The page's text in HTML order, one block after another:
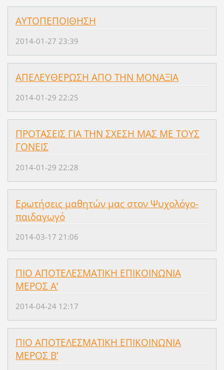
AYTOΠEΠOIΘHΣH
2014-01-27 23:39
ΑΠΕΛΕΥΘΕΡΩΣΗ ΑΠΟ ΤΗΝ ΜΟΝΑΞΙΑ
2014-01-29 22:25
ΠΡΟΤΑΣΕΙΣ ΓΙΑ ΤΗΝ ΣΧΕΣΗ ΜΑΣ ΜΕ ΤΟΥΣ
ΓΟΝΕΙΣ
2014-01-29 22:28
Ερωτήσεις μαθητών μας στον Ψυχολόγο-
παιδαγωγό
2014-03-17 21:06
ΠΙΟ ΑΠΟΤΕΛΕΣΜΑΤΙΚΗ EΠIKOINΩNIA
ΜΕΡΟΣ Α’
2014-04-24 12:17
ΠΙΟ ΑΠΟΤΕΛΕΣΜΑΤΙΚΗ EΠIKOINΩNIA
ΜΕΡΟΣ Β’